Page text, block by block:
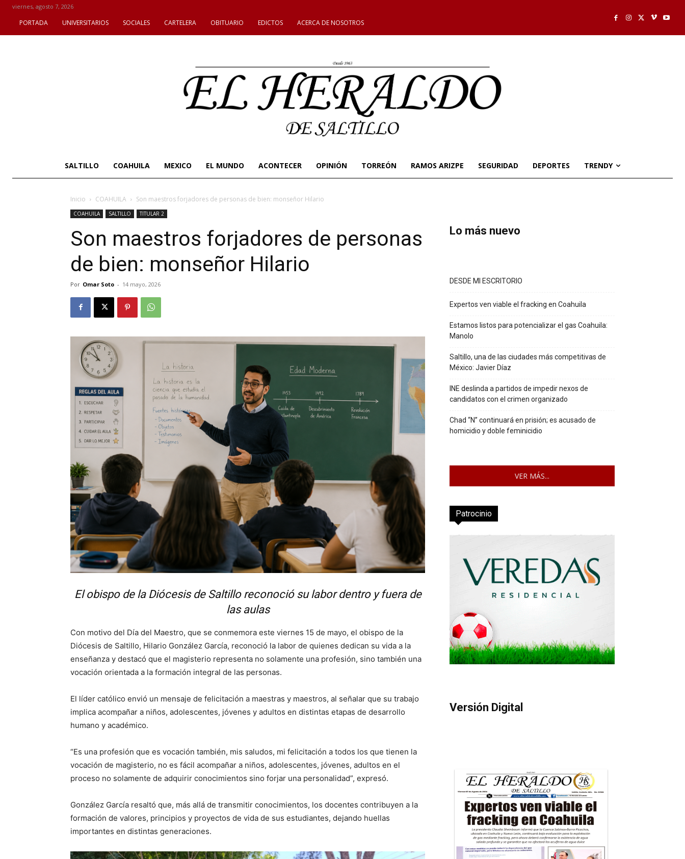
viernes, agosto 7, 2026
PORTADA UNIVERSITARIOS SOCIALES CARTELERA OBITUARIO EDICTOS ACERCA DE NOSOTROS
SALTILLO COAHUILA MEXICO EL MUNDO ACONTECER OPINIÓN TORREÓN RAMOS ARIZPE SEGURIDAD DEPORTES TRENDY
Inicio COAHUILA Son maestros forjadores de personas de bien: monseñor Hilario
COAHUILA SALTILLO TITULAR 2
Son maestros forjadores de personas
de bien: monseñor Hilario
Por Omar Soto - 14 mayo, 2026
El obispo de la Diócesis de Saltillo reconoció su labor dentro y fuera de
las aulas
Con motivo del Día del Maestro, que se conmemora este viernes 15 de mayo, el obispo de la
Diócesis de Saltillo, Hilario González García, reconoció la labor de quienes dedican su vida a la
enseñanza y destacó que el magisterio representa no solamente una profesión, sino también una
vocación orientada a la formación integral de las personas.
El líder católico envió un mensaje de felicitación a maestras y maestros, al señalar que su trabajo
implica acompañar a niños, adolescentes, jóvenes y adultos en distintas etapas de desarrollo
humano y académico.
“Es una profesión que es vocación también, mis saludos, mi felicitación a todos los que tienen la
vocación de magisterio, no es fácil acompañar a niños, adolescentes, jóvenes, adultos en el
proceso no solamente de adquirir conocimientos sino forjar una personalidad”, expresó.
González García resaltó que, más allá de transmitir conocimientos, los docentes contribuyen a la
formación de valores, principios y proyectos de vida de sus estudiantes, dejando huellas
importantes en distintas generaciones.
Lo más nuevo
DESDE MI ESCRITORIO
Expertos ven viable el fracking en Coahuila
Estamos listos para potencializar el gas Coahuila:
Manolo
Saltillo, una de las ciudades más competitivas de
México: Javier Díaz
INE deslinda a partidos de impedir nexos de
candidatos con el crimen organizado
Chad “N” continuará en prisión; es acusado de
homicidio y doble feminicidio
VER MÁS...
Patrocinio
Versión Digital